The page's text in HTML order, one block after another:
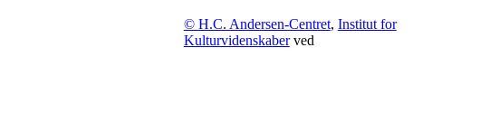
© H.C. Andersen-Centret, Institut for
Kulturvidenskaberved